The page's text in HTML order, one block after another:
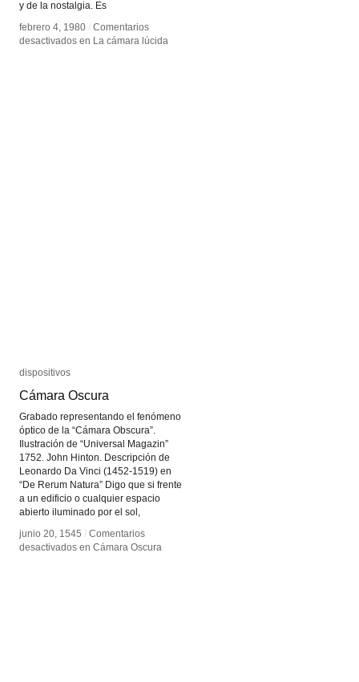
y de la nostalgia. Es
febrero 4, 1980 / Comentarios
desactivados en La cámara lúcida
febrero 4, 1980 / Comentarios
desactivados en La cámara lúcida
dispositivos
Cámara Oscura
Grabado representando el fenómeno
óptico de la “Cámara Obscura”.
Ilustración de “Universal Magazin”
1752. John Hinton. Descripción de
Leonardo Da Vinci (1452-1519) en
“De Rerum Natura” Digo que si frente
a un edificio o cualquier espacio
abierto iluminado por el sol,
junio 20, 1545 / Comentarios
desactivados en Cámara Oscura
dispositivos
Cámara Oscura
junio 20, 1545 / Comentarios
desactivados en Cámara Oscura